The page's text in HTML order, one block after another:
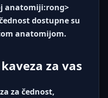
anatomiji:rong>
dostupne su
anatomijom.
za vas
za čednost,